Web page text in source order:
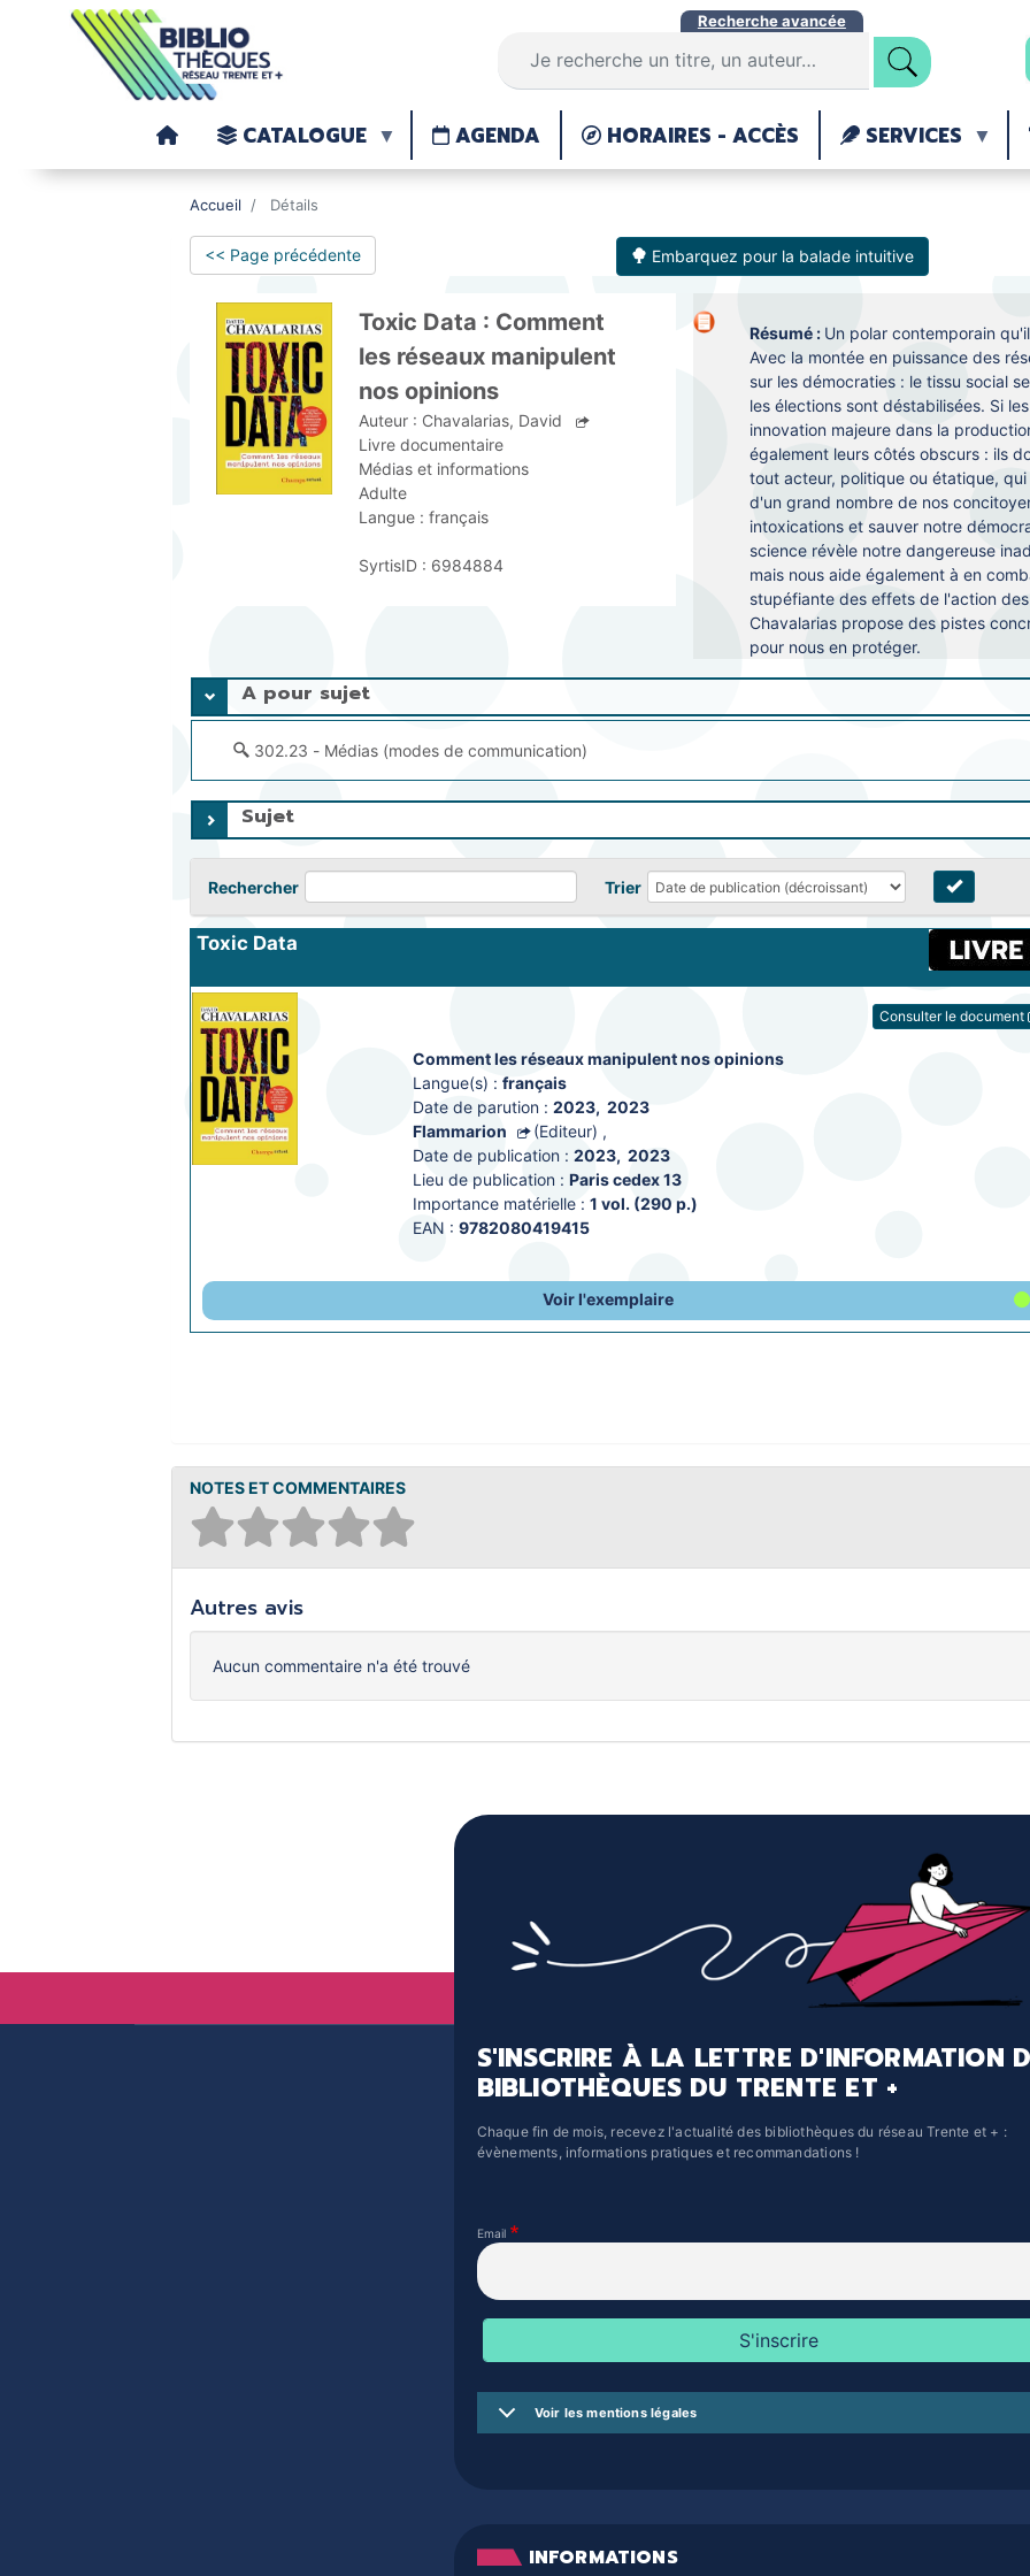
Aller
contenu
principal
Recherche avancée
CATALOGUE AGENDA HORAIRES - ACCÈS SERVICES
Accueil Détails
Embarquez pour la balade intuitive
<< Page précédente
Toxic Data : Comment
les réseaux manipulent
nos opinions
Auteur : Chavalarias, David
Livre documentaire
Médias et informations
Adulte
Langue : français
SyrtisID : 6984884
Résumé : Un polar contemporain
Avec la montée en puissance des
sur les démocraties : le tissu social
les élections sont déstabilisées. Si
innovation majeure dans la
également leurs côtés obscurs : ils
tout acteur, politique ou étatique,
d'un grand nombre de nos
intoxications et sauver notre
science révèle notre dangereuse
mais nous aide également à en
stupéfiante des effets de l'action
Chavalarias propose des pistes
pour nous en protéger.
A pour sujet
302.23 - Médias (modes de communication)
Sujet
Rechercher Trier
Toxic Data
Consulter le document
Comment les réseaux manipulent nos opinions
Langue(s) : français
Date de parution : 2023, 2023
Flammarion
(Editeur) ,
Date de publication : 2023, 2023
Lieu de publication : Paris cedex 13
Importance matérielle : 1 vol. (290 p.)
EAN : 9782080419415
Voir l'exemplaire
NOTES ET COMMENTAIRES
Autres avis
Aucun commentaire n'a été trouvé
S'INSCRIRE À LA LETTRE D'INFORMATION
BIBLIOTHÈQUES DU TRENTE ET +
Chaque fin de mois, recevez l'actualité des bibliothèques du réseau Trente et + :
évènements, informations pratiques et recommandations !
Email
Voir les mentions légales
INFORMATIONS